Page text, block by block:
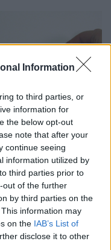
Information
to third parties, or
information for
the below opt-out
note that after your
continue seeing
information utilized by
third parties prior to
out of the further
by third parties on the
information may
on the IAB’s List of
disclose it to other